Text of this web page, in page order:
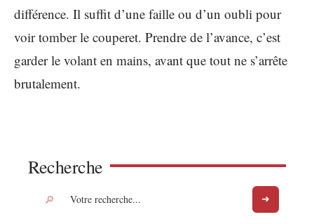
différence. Il suffit d’une faille ou d’un oubli pour
voir tomber le couperet. Prendre de l’avance, c’est
garder le volant en mains, avant que tout ne s’arrête
brutalement.
Recherche